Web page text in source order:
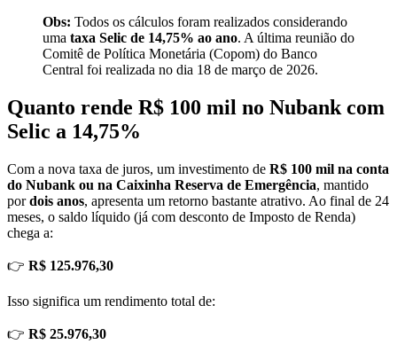
Obs: Todos os cálculos foram realizados considerando
uma taxa Selic de 14,75% ao ano. A última reunião do
Comitê de Política Monetária (Copom) do Banco
Central foi realizada no dia 18 de março de 2026.
Quanto rende R$ 100 mil no Nubank com
Selic a 14,75%
Com a nova taxa de juros, um investimento de R$ 100 mil na conta
do Nubank ou na Caixinha Reserva de Emergência, mantido
pordois anos, apresenta um retorno bastante atrativo. Ao final de 24
meses, o saldo líquido (já com desconto de Imposto de Renda)
chega a:
👉 R$ 125.976,30
Isso significa um rendimento total de:
👉 R$ 25.976,30